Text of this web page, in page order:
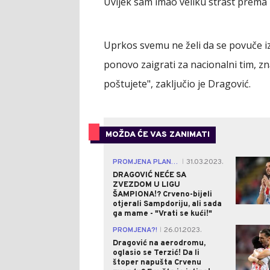
Uprkos svemu ne želi da se povuče
ponovo zaigrati za nacionalni tim,
poštujete", zaključio je Dragović.
MOŽDA ĆE VAS ZANIMATI
PROMJENA PLANA?
31.03.2023.
DRAGOVIĆ NEĆE SA
ZVEZDOM U LIGU
ŠAMPIONA!? Crveno-bijeli
otjerali Sampdoriju, ali sada
ga mame - "Vrati se kući!"
PROMJENA?!
26.01.2023.
Dragović na aerodromu,
oglasio se Terzić! Da li
štoper napušta Crvenu